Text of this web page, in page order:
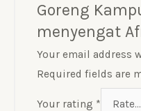
Goreng
menyengat
Your email address
Required fields are
Your rating *